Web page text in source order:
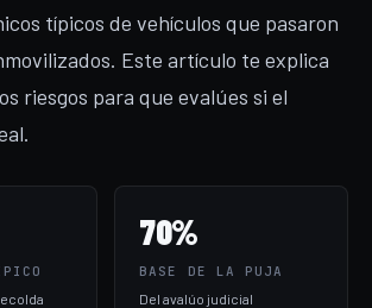
típicos de vehículos que pasaron
Este artículo te explica
riesgos para que evalúes si el
70%
BASE DE LA PUJA
Del avalúo judicial